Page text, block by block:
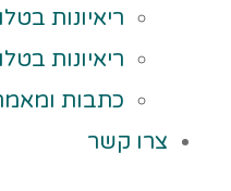
ריאיונות
ריאיונות
כתבות
צרו קשר